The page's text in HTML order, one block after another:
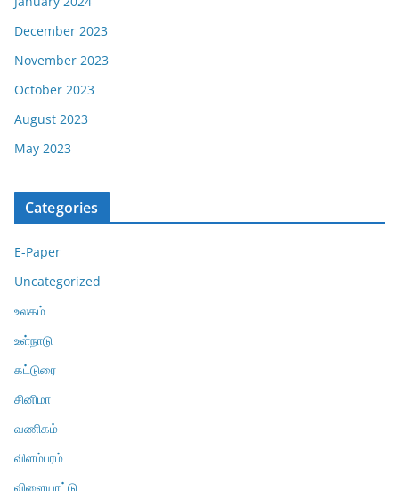
December 2023
November 2023
October 2023
August 2023
May 2023
Categories
E-Paper
Uncategorized
உலகம்
உள்நாடு
கட்டுரை
சினிமா
வணிகம்
விளம்பரம்
விளையாட்டு